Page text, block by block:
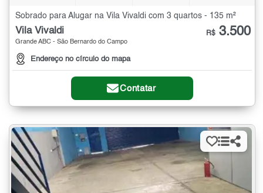
Sobrado para Alugar na Vila Vivaldi com 3 quartos - 135 m²
Vila Vivaldi
Grande ABC - São Bernardo do Campo
Endereço no círculo do mapa
R$ 3.500
Contatar